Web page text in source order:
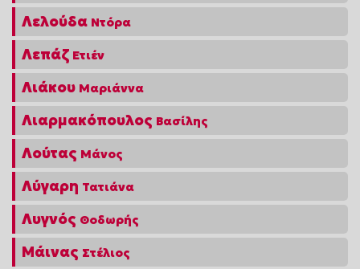
Λελούδα Ντόρα
Λεπάζ Ετιέν
Λιάκου Μαριάννα
Λιαρμακόπουλος Βασίλης
Λούτας Μάνος
Λύγαρη Τατιάνα
Λυγνός Θοδωρής
Μάινας Στέλιος